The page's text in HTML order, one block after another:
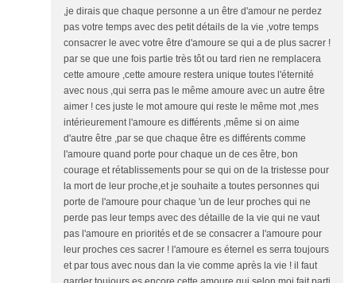
,je dirais que chaque personne a un être d'amour ne perdez
pas votre temps avec des petit détails de la vie ,votre temps
consacrer le avec votre être d'amoure se qui a de plus sacrer !
par se que une fois partie très tôt ou tard rien ne remplacera
cette amoure ,cette amoure restera unique toutes l'éternité
avec nous ,qui serra pas le même amoure avec un autre être
aimer ! ces juste le mot amoure qui reste le même mot ,mes
intérieurement l'amoure es différents ,même si on aime
d'autre être ,par se que chaque être es différents comme
l'amoure quand porte pour chaque un de ces être, bon
courage et rétablissements pour se qui on de la tristesse pour
la mort de leur proche,et je souhaite a toutes personnes qui
porte de l'amoure pour chaque 'un de leur proches qui ne
perde pas leur temps avec des détaille de la vie qui ne vaut
pas l'amoure en priorités et de se consacrer a l'amoure pour
leur proches ces sacrer ! l'amoure es éternel es serra toujours
et par tous avec nous dan la vie comme après la vie ! il faut